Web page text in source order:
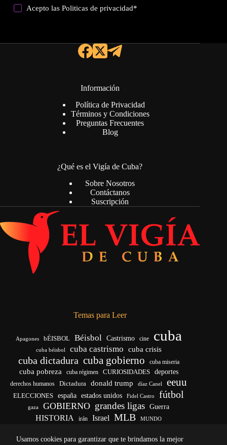
Usamos cookies para garantizar que te brindamos la mejor
Acepto lasPoliticas de privacidad*
Información
Política de Privacidad
Términos y Condiciones
Preguntas Frecuentes
Blog
¿Qué es el Vigía de Cuba?
Sobre Nosotros
Contáctanos
Suscripción
Temas para Leer
Apagones bÉISBOL Béisbol Castrismo cine cuba
cuba béisbol cuba castrismo cuba crisis
cuba dictadura cuba gobierno cuba miseria
cuba pobreza cuba régimen CURIOSIDADES deportes
derechos humanos Dictadura donald trump díaz Canel eeuu
ELECCIONES españa estados unidos Fidel Castro fútbol
gaza GOBIERNO grandes ligas Guerra
HISTORIA irán Israel MLB MUNDO
Rusia
régimen cubano Trump Ucrania venezuela vida yankees